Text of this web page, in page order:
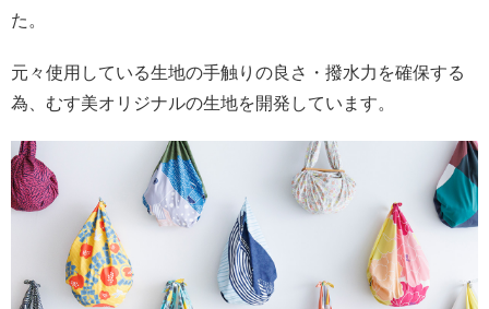
た。
元々使用している生地の手触りの良さ・撥水力を確保する
為、むす美オリジナルの生地を開発しています。